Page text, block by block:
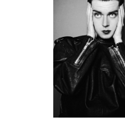
À PROPOS
NOS
SOUTENEZ